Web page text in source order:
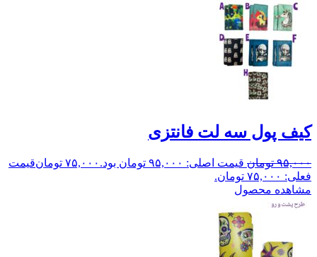
کیف پول سه لت فانتزی
۹۵,۰۰۰ تومان قیمت اصلی: ۹۵,۰۰۰ تومان بود. ۷۵,۰۰۰ تومانقیمت
فعلی: ۷۵,۰۰۰ تومان.
مشاهده محصول